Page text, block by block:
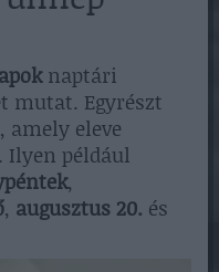
naptári
mutat. Egyrészt
amely eleve
Ilyen például
,
, augusztus 20. és